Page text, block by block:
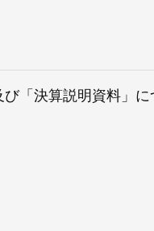
「決算説明資料」に